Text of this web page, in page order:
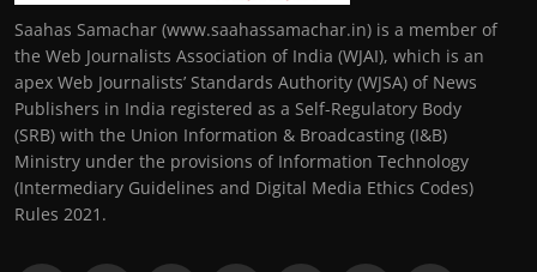
Saahas Samachar (www.saahassamachar.in) is a member of
the Web Journalists Association of India (WJAI), which is an
apex Web Journalists’ Standards Authority (WJSA) of News
Publishers in India registered as a Self-Regulatory Body
(SRB) with the Union Information & Broadcasting (I&B)
Ministry under the provisions of Information Technology
(Intermediary Guidelines and Digital Media Ethics Codes)
Rules 2021.